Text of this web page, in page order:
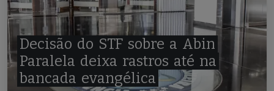
Decisão do STF sobre a Abin
Paralela deixa rastros até na
bancada evangélica